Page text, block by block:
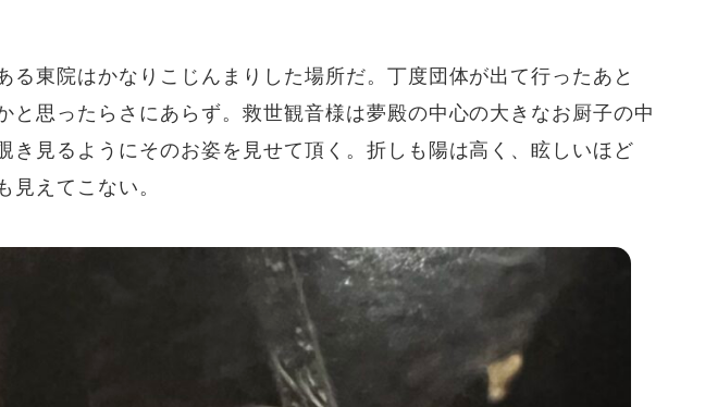
東院はかなりこじんまりした場所だ。丁度団体が出て行ったあと
思ったらさにあらず。救世観音様は夢殿の中心の大きなお厨子の中
見るようにそのお姿を見せて頂く。折しも陽は高く、眩しいほど
えてこない。